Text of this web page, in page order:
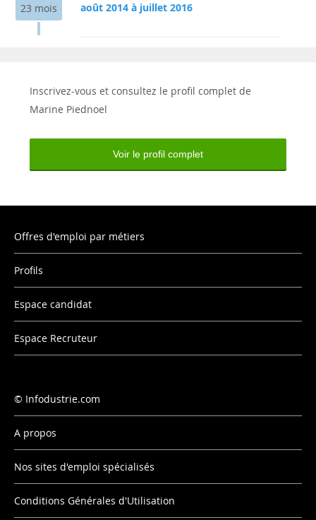
23 mois
août 2014 à juillet 2016
Inscrivez-vous et consultez le profil complet de
Marine Piednoel
Voir le profil complet
Offres d'emploi par métiers
Profils
Espace candidat
Espace Recruteur
Infodustrie.com
A propos
Nos sites d'emploi spécialisés
Conditions Générales d'Utilisation